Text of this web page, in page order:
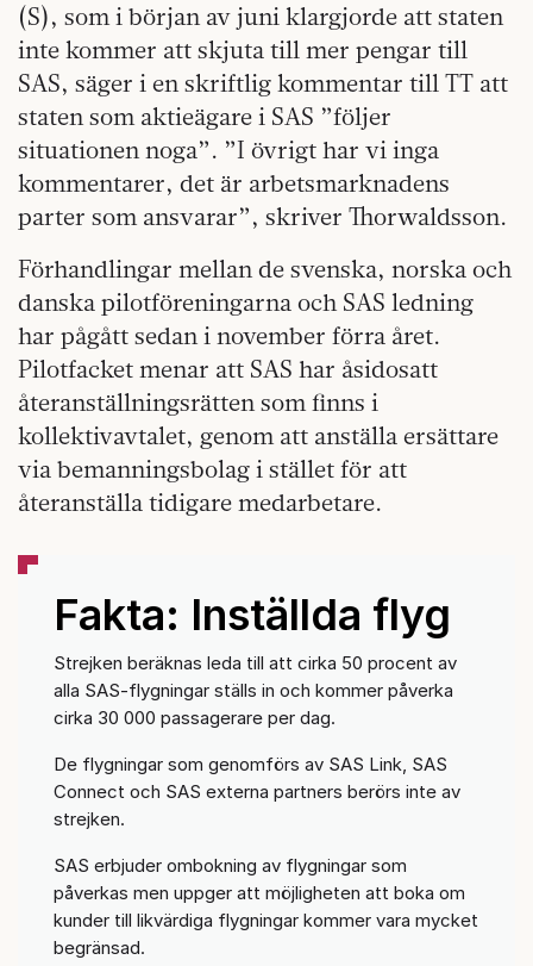
(S), som i början av juni klargjorde att staten
inte kommer att skjuta till mer pengar till
SAS, säger i en skriftlig kommentar till TT att
staten som aktieägare i SAS ”följer
situationen noga”. ”I övrigt har vi inga
kommentarer, det är arbetsmarknadens
parter som ansvarar”, skriver Thorwaldsson.
Förhandlingar mellan de svenska, norska och
danska pilotföreningarna och SAS ledning
har pågått sedan i november förra året.
Pilotfacket menar att SAS har åsidosatt
återanställningsrätten som finns i
kollektivavtalet, genom att anställa ersättare
via bemanningsbolag i stället för att
återanställa tidigare medarbetare.
Fakta: Inställda flyg
Strejken beräknas leda till att cirka 50 procent av
alla SAS-flygningar ställs in och kommer påverka
cirka 30 000 passagerare per dag.
De flygningar som genomförs av SAS Link, SAS
Connect och SAS externa partners berörs inte av
strejken.
SAS erbjuder ombokning av flygningar som
påverkas men uppger att möjligheten att boka om
kunder till likvärdiga flygningar kommer vara mycket
begränsad.